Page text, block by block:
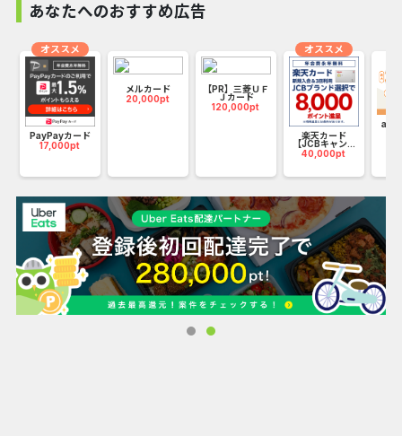
WAONPOINTがいつでも2倍！
全国のイオン、イオンモール、
ダイエー、マックスバリュなど
2ポイントプレゼントいたします。
②毎月20・30日の「お客さま感謝デー」は
お買い物代金が5％OFF
あなたへのおすすめ広告
PayPayカード
17,000pt
オススメ
メルカード
20,000pt
【PR】三菱ＵＦ
Ｊカード
120,000pt
楽天カード
【JCBキャン...
40,000pt
オススメ
au